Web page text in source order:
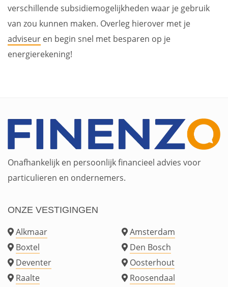
verschillende subsidiemogelijkheden waar je gebruik
van zou kunnen maken. Overleg hierover met je
adviseur en begin snel met besparen op je
energierekening!
Onafhankelijk en persoonlijk financieel advies voor
particulieren en ondernemers.
ONZE VESTIGINGEN
Alkmaar
Amsterdam
Boxtel
Den Bosch
Deventer
Oosterhout
Raalte
Roosendaal